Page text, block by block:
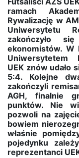
ramach
Rywalizację w
Uniwersytetu
zakończyło
ekonomistów. W
Uniwersytetem
UEK znów udało
5:4. Kolejne
zakończyli
AGH, finalnie
punktów. Nie
pozwoli na
bowiem
właśnie
pojedynku
reprezentanci